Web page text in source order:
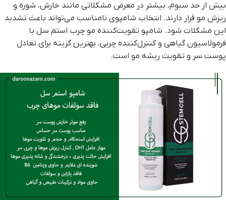
بیش از حد سبوم، بیشتر در معرض مشکلاتی مانند خارش، شوره و
ریزش مو قرار دارند. انتخاب شامپوی نامناسب می‌تواند باعث تشدید
این مشکلات شود. شامپو تقویت‌کننده مو چرب استم سل با
فرمولاسیون گیاهی و کنترل‌کننده چربی، بهترین گزینه برای تعادل
پوست سر و تقویت ریشه مو است.